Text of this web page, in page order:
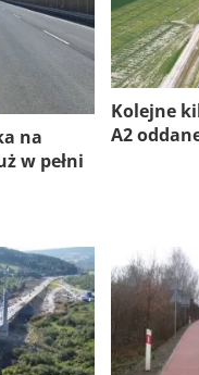
na
w pełni
Kolejne
A2